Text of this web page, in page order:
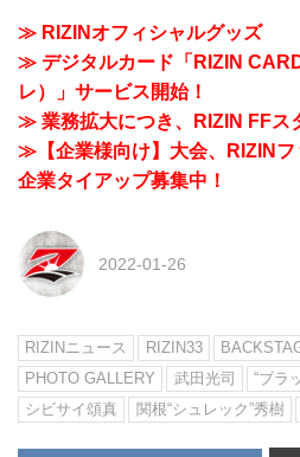
≫ RIZINオフィシャルグッズ
≫ デジタルカード「RIZIN
レ）」サービス開始！
≫ 業務拡大につき、RIZIN FFス
≫【企業様向け】大会、RIZINフ
企業タイアップ募集中！
2022-01-26
RIZINニュース RIZIN33
PHOTO GALLERY
武田光司
“ブラ
シビサイ頌真
関根“シュレック”秀樹